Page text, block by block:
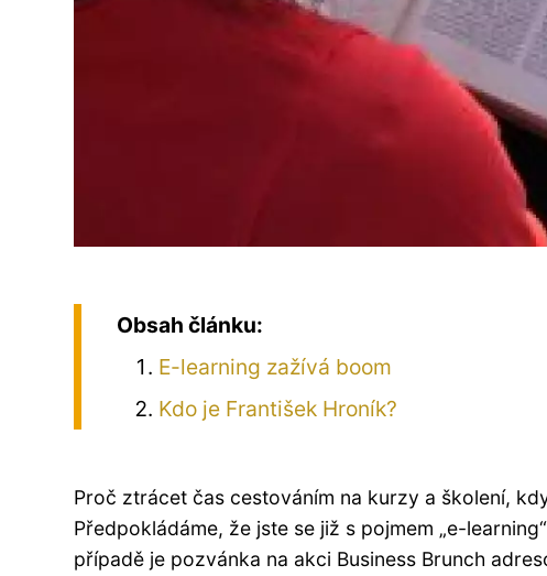
Obsah článku:
E-learning zažívá boom
Kdo je František Hroník?
Proč ztrácet čas cestováním na kurzy a školení,
Předpokládáme, že jste se již s pojmem „e-
případě je pozvánka na akci Business Brunch